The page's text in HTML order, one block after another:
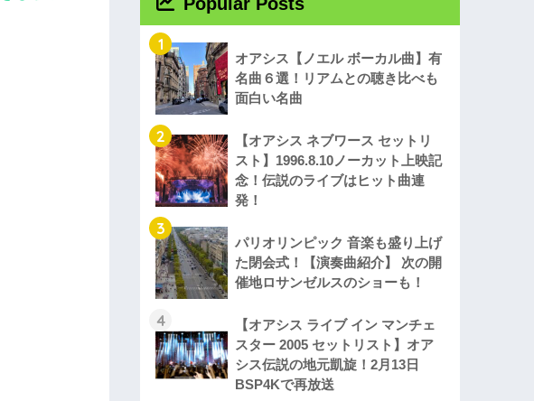
1
オアシス【ノエル ボーカル曲】有
名曲６選！リアムとの聴き比べも
面白い名曲
2
【オアシス ネブワース セットリ
スト】1996.8.10ノーカット上映記
念！伝説のライブはヒット曲連
発！
3
パリオリンピック 音楽も盛り上げ
た閉会式！【演奏曲紹介】 次の開
催地ロサンゼルスのショーも！
4
【オアシス ライブ イン マンチェ
スター 2005 セットリスト】オア
シス伝説の地元凱旋！2月13日
BSP4Kで再放送